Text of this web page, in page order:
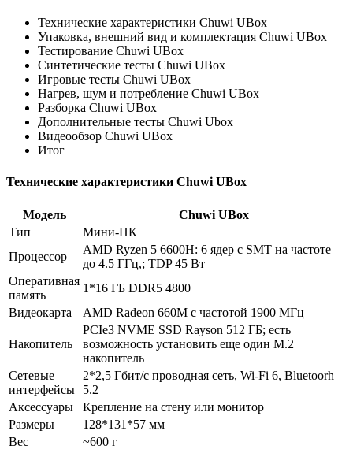
Технические характеристики Chuwi UBox
Упаковка, внешний вид и комплектация Chuwi UBox
Тестирование Chuwi UBox
Синтетические тесты Chuwi UBox
Игровые тесты Chuwi UBox
Нагрев, шум и потребление Chuwi UBox
Разборка Chuwi UBox
Дополнительные тесты Chuwi Ubox
Видеообзор Chuwi UBox
Итог
Технические характеристики Chuwi UBox
Модель
Chuwi UBox
Тип
Мини-ПК
Процессор
AMD Ryzen 5 6600H: 6 ядер с SMT на частоте
до 4.5 ГГц,; TDP 45 Вт
Оперативная
память
1*16 ГБ DDR5 4800
Видеокарта
AMD Radeon 660M с частотой 1900 МГц
Накопитель
PCIe3 NVME SSD Rayson 512 ГБ; есть
возможность установить еще один M.2
накопитель
Сетевые
интерфейсы
2*2,5 Гбит/с проводная сеть, Wi-Fi 6, Bluetoorh
5.2
Аксессуары
Крепление на стену или монитор
Размеры
128*131*57 мм
Вес
~600 г